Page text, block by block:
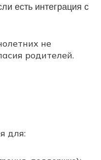
есть интеграция с
не
родителей.
для: